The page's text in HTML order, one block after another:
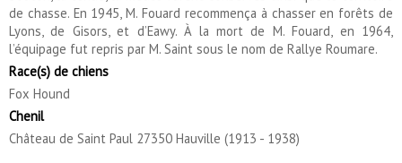
de chasse. En 1945, M. Fouard recommença à chasser en forêts de
Lyons, de Gisors, et d’Eawy. À la mort de M. Fouard, en 1964,
l’équipage fut repris par M. Saint sous le nom de Rallye Roumare.
Race(s) de chiens
Fox Hound
Chenil
Château de Saint Paul 27350 Hauville (1913 - 1938)